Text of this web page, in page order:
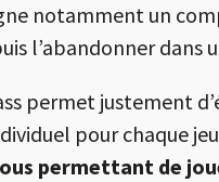
notamment un
l’abandonner
permet justement
pour chaque
permettant de